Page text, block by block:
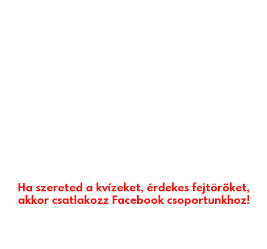
Ha szereted a kvízeket, érdekes fejtörőket,
akkor csatlakozz Facebook csoportunkhoz!